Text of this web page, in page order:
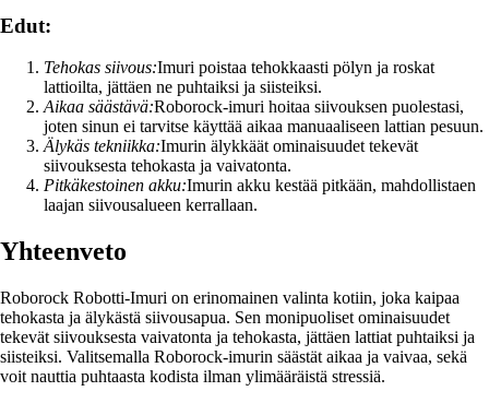
Edut:
Tehokas siivous:Imuri poistaa tehokkaasti pölyn ja roskat
lattioilta, jättäen ne puhtaiksi ja siisteiksi.
Aikaa säästävä:Roborock-imuri hoitaa siivouksen puolestasi,
joten sinun ei tarvitse käyttää aikaa manuaaliseen lattian pesuun.
Älykäs tekniikka:Imurin älykkäät ominaisuudet tekevät
siivouksesta tehokasta ja vaivatonta.
Pitkäkestoinen akku:Imurin akku kestää pitkään, mahdollistaen
laajan siivousalueen kerrallaan.
Yhteenveto
Roborock Robotti-Imuri on erinomainen valinta kotiin, joka kaipaa
tehokasta ja älykästä siivousapua. Sen monipuoliset ominaisuudet
tekevät siivouksesta vaivatonta ja tehokasta, jättäen lattiat puhtaiksi ja
siisteiksi. Valitsemalla Roborock-imurin säästät aikaa ja vaivaa, sekä
voit nauttia puhtaasta kodista ilman ylimääräistä stressiä.